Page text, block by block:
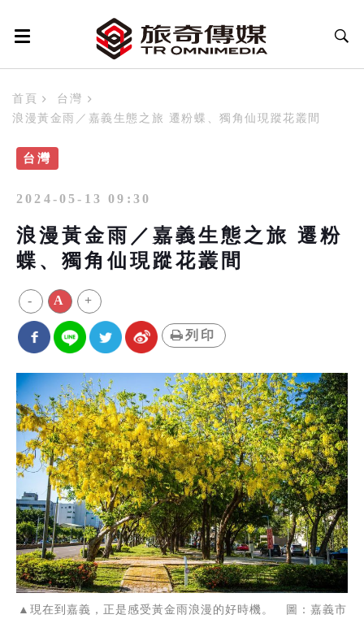
首頁
台灣
浪漫黃金雨／嘉義生態之旅 遷粉蝶、獨角仙現蹤花叢間
台灣
2024-05-13 09:30
浪漫黃金雨／嘉義生態之旅 遷粉
蝶、獨角仙現蹤花叢間
- A +
列印
▲現在到嘉義，正是感受黃金雨浪漫的好時機。 圖：嘉義市